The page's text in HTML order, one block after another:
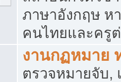
ภาษาอังกฤษ ห
คนไทยและครู
งานกฏหมาย
ตรวจหมายจับ,